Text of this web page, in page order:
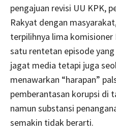
pengajuan revisi UU KPK,
Rakyat dengan
terpilihnya lima komisioner
satu rentetan episode
jagat media tetapi juga
menawarkan “harapan”
pemberantasan korupsi di
namun substansi
semakin tidak berarti.